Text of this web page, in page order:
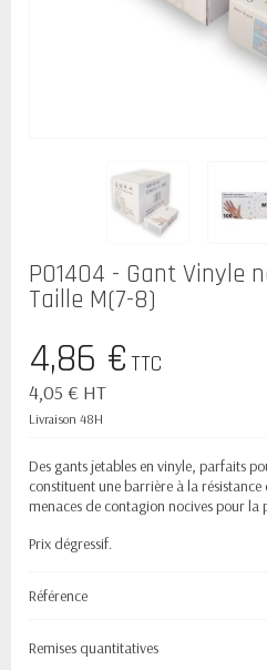
P01404 - Gant Vinyle
Taille M(7-8)
4,86 €TTC
4,05 € HT
Livraison 48H
Des gants jetables en vinyle, parfaits
constituent une barrière à la
menaces de contagion nocives pour la
Prix dégressif.
Référence
Remises quantitatives